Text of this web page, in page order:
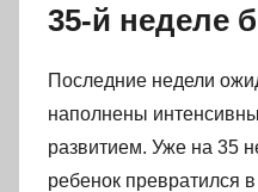
35-й неделе
Последние недели
наполнены
развитием. Уже на 35
ребенок превратился